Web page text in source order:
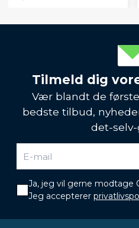
Tilmeld dig
Vær blandt de
bedste tilbud,
det-selv-
Ja, jeg vil gerne modtage
Jeg accepterer